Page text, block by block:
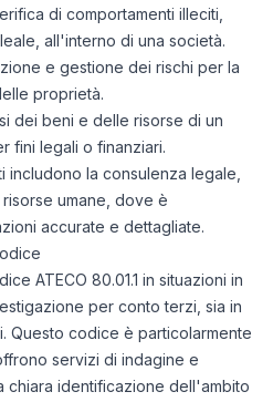
di comportamenti illeciti,
all'interno di una società.
e gestione dei rischi per la
proprietà.
dei beni e delle risorse di un
fini legali o finanziari.
la consulenza legale,
umane, dove è
accurate e dettagliate.
ATECO 80.01.1 in situazioni in
per conto terzi, sia in
Questo codice è particolarmente
servizi di indagine e
chiara identificazione dell'ambito